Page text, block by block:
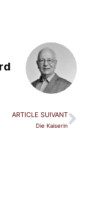
ARTICLE SUIVANT
Die Kaiserin